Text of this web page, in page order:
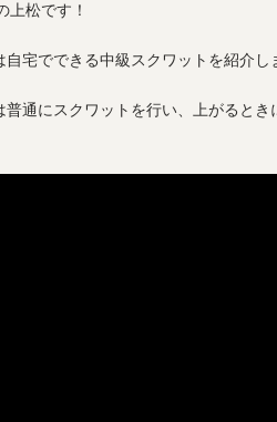
上松です！
自宅でできる中級スクワットを紹介し
普通にスクワットを行い、上がると